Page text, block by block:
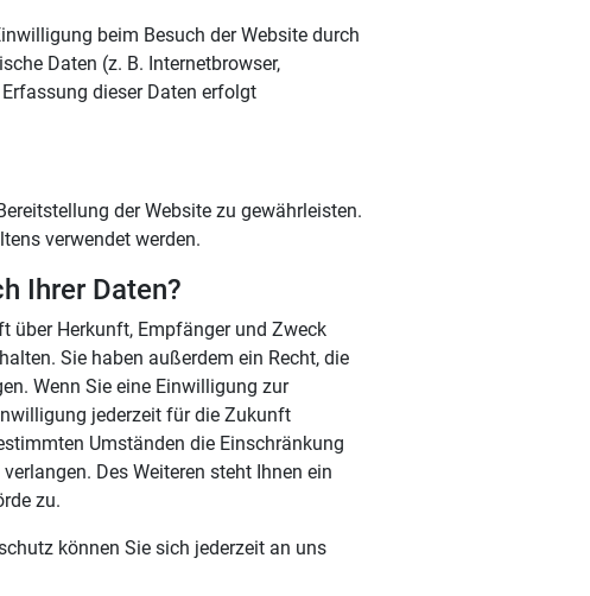
beim Besuch der Website durch
Daten (z. B. Internetbrowser,
dieser Daten erfolgt
der Website zu gewährleisten.
verwendet werden.
Ihrer Daten?
über Herkunft, Empfänger und Zweck
Sie haben außerdem ein Recht, die
Wenn Sie eine Einwilligung zur
jederzeit für die Zukunft
Umständen die Einschränkung
Des Weiteren steht Ihnen ein
zu.
können Sie sich jederzeit an uns